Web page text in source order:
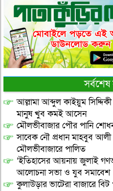
আল্লামা আব্দুল কাইয়ুম
মানুষ খুব কমই আসেন
মৌলভীবাজার পৌর পানি
সাবেক নৌ প্রধান মাহবুব আলী
মৌলভীবাজারে পালিত
‘ইতিহাসের আয়নায় জুলাই
আলোচনা সভা ও যুব সমাবেশ
কুলাউড়ার ভাটেরা বাজারে